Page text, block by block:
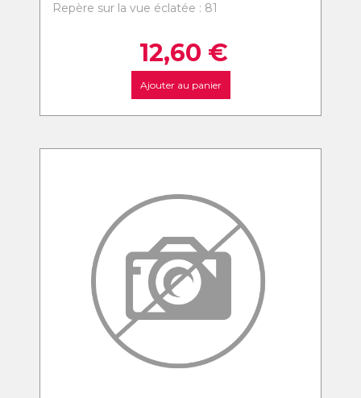
Repère sur la vue éclatée : 81
12,60 €
Ajouter au panier